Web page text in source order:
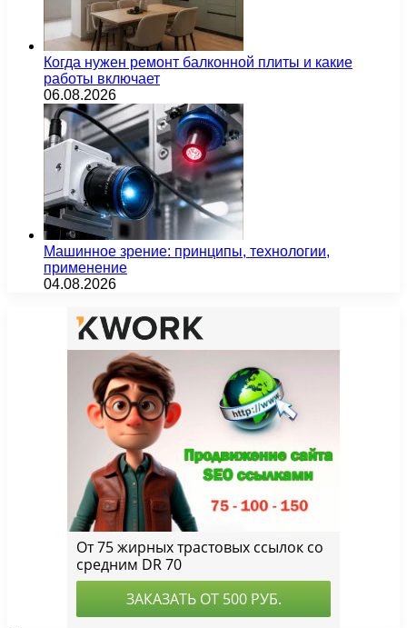
Когда нужен ремонт балконной плиты и какие
работы включает
06.08.2026
Машинное зрение: принципы, технологии,
применение
04.08.2026